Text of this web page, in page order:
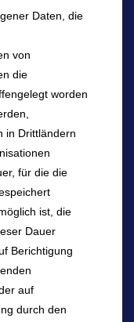
Daten, die
von
die
worden
in Drittländern
für die die
ist, die
Dauer
Berichtigung
auf
durch den